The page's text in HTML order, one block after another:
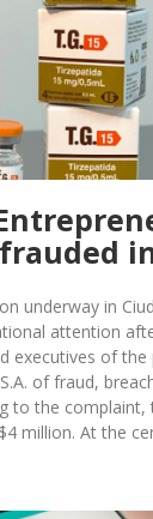
underway in
attention
executives of the
of fraud,
to the
million. At the